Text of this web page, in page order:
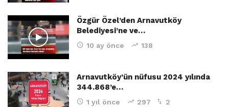
Özgür Özel’den Arnavutköy
Belediyesi’ne ve…
10 ay önce 138
Arnavutköy’ün nüfusu 2024 yılında
344.868’e…
1 yıl önce 297 2